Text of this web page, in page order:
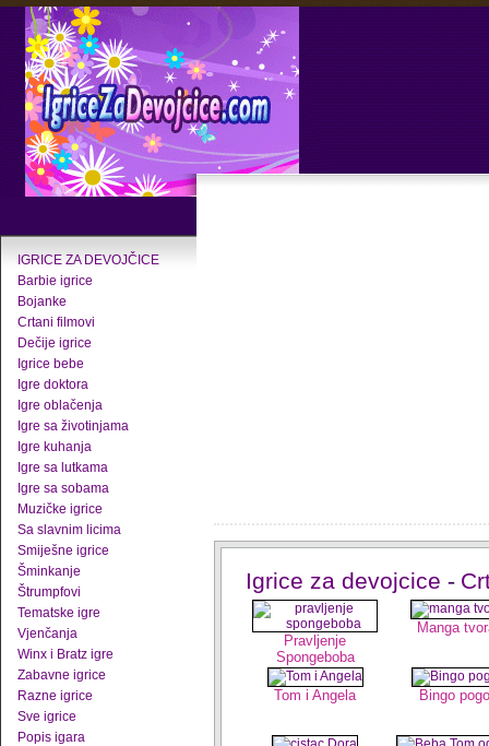
IGRICE ZA DEVOJČICE
Barbie igrice
Bojanke
Crtani filmovi
Dečije igrice
Igrice bebe
Igre doktora
Igre oblačenja
Igre sa životinjama
Igre kuhanja
Igre sa lutkama
Igre sa sobama
Muzičke igrice
Sa slavnim licima
Smiješne igrice
Šminkanje
Štrumpfovi
Tematske igre
Vjenčanja
Winx i Bratz igre
Zabavne igrice
Razne igrice
Sve igrice
Popis igara
Igrice za devojcice -
Pravljenje
Spongeboba
Manga
Tom i Angela Bingo